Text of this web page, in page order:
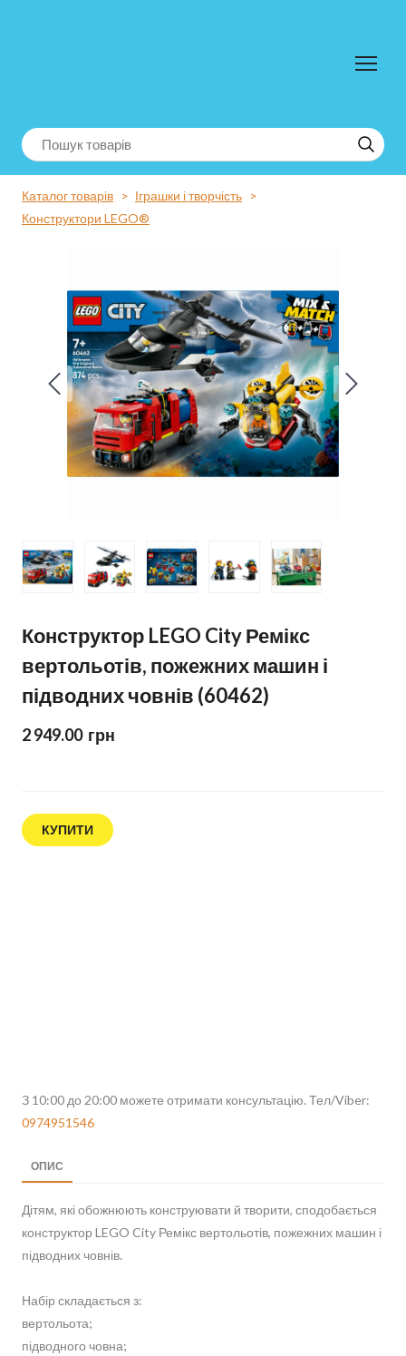
Каталог товарів
Іграшки і творчість
Конструктори LEGO®
Конструктор LEGO City Ремікс
вертольотів, пожежних машин і
підводних човнів (60462)
2 949.00  грн
КУПИТИ
З 10:00 до 20:00 можете отримати консультацію. Тел/Viber:
0974951546
ОПИС
Дітям, які обожнюють конструювати й творити, сподобається
конструктор LEGO City Ремікс вертольотів, пожежних машин і
підводних човнів.
Набір складається з:
вертольота;
підводного човна;